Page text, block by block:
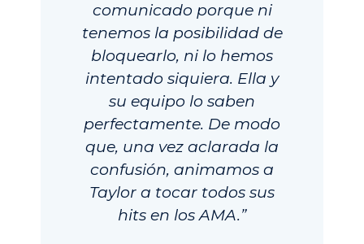
comunicado porque ni
tenemos la posibilidad de
bloquearlo, ni lo hemos
intentado siquiera. Ella y
su equipo lo saben
perfectamente. De modo
que, una vez aclarada la
confusión, animamos a
Taylor a tocar todos sus
hits en los AMA.”